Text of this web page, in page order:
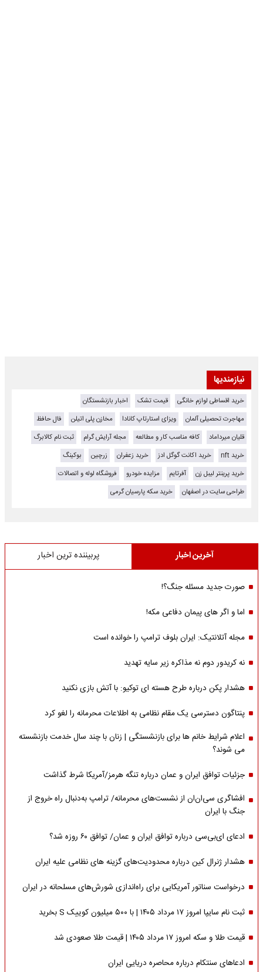
نیازمندیها
خرید اقساطی لوازم خانگی قیمت تشک
اخبار بازنشستگان
مهاجرت تحصیلی آلمان
ویزای استارتاپ کانادا مخازن پلی اتیلن
فال حافظ
قلیان میرداماد
کافه مناسب کار و مطالعه مجله آرایش گرام
ثبت نام کالابرگ
خرید nft
خرید اکانت گوگل ادز خرید زعفران زرچین
بوکینگ
خرید پرینتر لیبل زن
آفرتایم مزایده خودرو
فروشگاه لوله و اتصالات
طراحی سایت در اصفهان
خرید سکه پارسیان گرمی
آخرین اخبار پربیننده ترین اخبار
صورت جدید مسئله جنگ؟!
اما و اگر های پیمان دفاعی مکه!
مجله آتلانتیک: ایران بلوف ترامپ را خوانده است
نه کریدور دوم نه مذاکره زیر سایه تهدید
هشدار پکن درباره طرح هسته ای توکیو: با آتش بازی نکنید
پنتاگون دسترسی یک مقام نظامی به اطلاعات محرمانه را لغو کرد
اعلام شرایط خانم ها برای بازنشستگی | زنان با چند سال خدمت بازنشسته
می شوند؟
جزئیات توافق ایران و عمان درباره تنگه هرمز/آمریکا شرط گذاشت
افشاگری سی‌ان‌ان از نشست‌های محرمانه/ ترامپ به‌دنبال راه خروج از
جنگ با ایران
ادعای ای‌بی‌سی درباره توافق ایران و عمان/ توافق ۶۰ روزه شد؟
هشدار ژنرال کین درباره محدودیت‌های گزینه های نظامی علیه ایران
درخواست سناتور آمریکایی برای راه‌اندازی شورش‌های مسلحانه در ایران
ثبت نام سایپا امروز ۱۷ مرداد ۱۴۰۵ | با ۵۰۰ میلیون کوییک S بخرید
قیمت طلا و سکه امروز ۱۷ مرداد ۱۴۰۵ | قیمت طلا صعودی شد
ادعاهای سنتکام درباره محاصره دریایی ایران